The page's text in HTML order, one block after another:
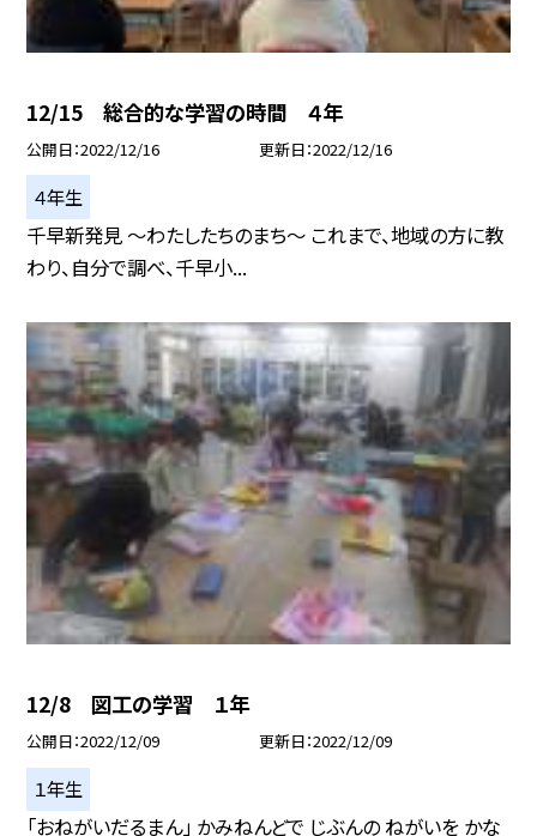
12/15 総合的な学習の時間 ４年
公開日 2022/12/16 更新日 2022/12/16
４年生
千早新発見 〜わたしたちのまち〜 これまで、地域の方に教
わり、自分で調べ、千早小...
12/8 図工の学習 １年
公開日 2022/12/09 更新日 2022/12/09
１年生
「おねがいだるまん」 かみねんどで じぶんの ねがいを かな